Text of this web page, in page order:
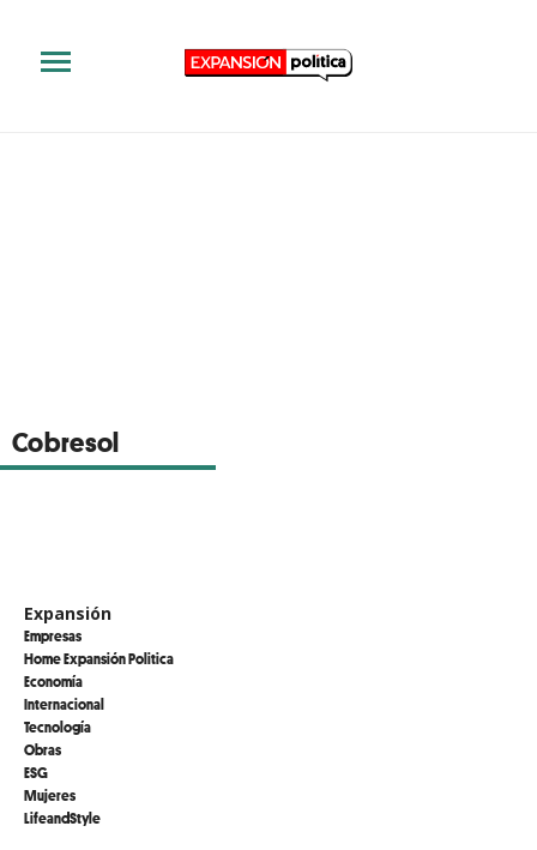
Cobresol
Expansión
Empresas
Home Expansión Politica
Economía
Internacional
Tecnología
Obras
ESG
Mujeres
LifeandStyle